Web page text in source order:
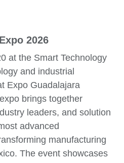
2026
at the Smart Technology
and industrial
Expo Guadalajara
brings together
leaders, and solution
advanced
manufacturing
The event showcases